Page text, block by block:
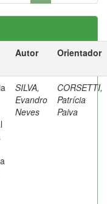
Autor Orientador
SILVA,
Evandro
Neves
CORSETTI,
Patrícia
Paiva